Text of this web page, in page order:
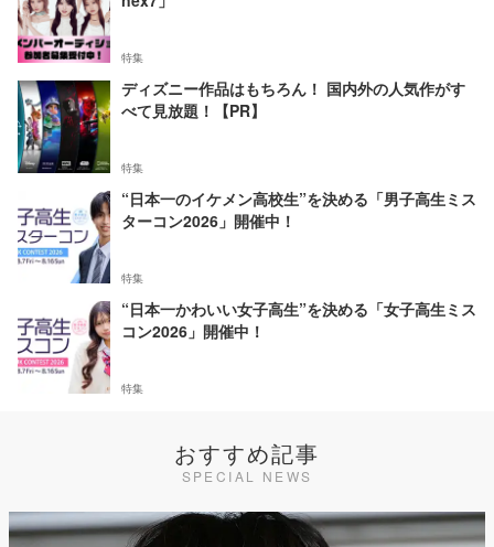
特集
ディズニー作品はもちろん！ 国内外の人気作がす
べて見放題！【PR】
特集
“日本一のイケメン高校生”を決める「男子高生ミス
ターコン2026」開催中！
特集
“日本一かわいい女子高生”を決める「女子高生ミス
コン2026」開催中！
特集
おすすめ記事
SPECIAL NEWS